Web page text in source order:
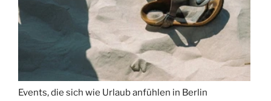
Events, die sich wie Urlaub anfühlen in Berlin